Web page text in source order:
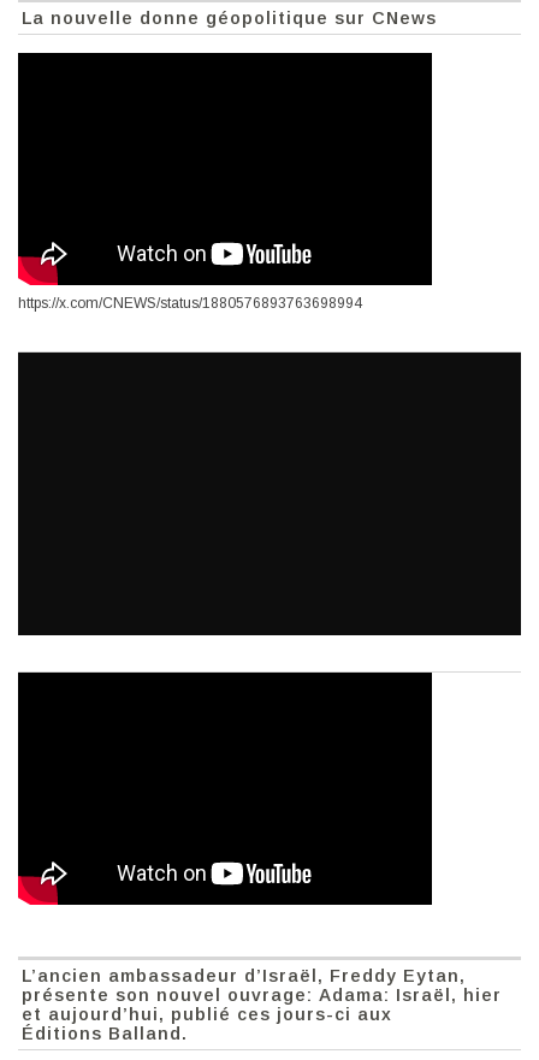
La nouvelle donne géopolitique sur CNews
https://x.com/CNEWS/status/1880576893763698994
L’ancien ambassadeur d’Israël, Freddy Eytan,
présente son nouvel ouvrage: Adama: Israël, hier
et aujourd’hui, publié ces jours-ci aux
Éditions Balland.